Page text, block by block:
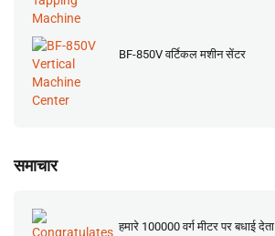
BF-850V वर्टिकल मशीन सेंटर
समाचार
हमारे 100000 वर्ग मीटर पर बधाई